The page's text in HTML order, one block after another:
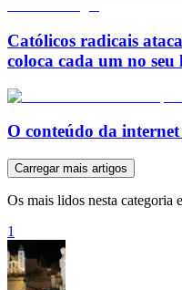
Católicos radicais
coloca cada um no seu
O conteúdo da
Carregar mais artigos
Os mais lidos nesta categoria
1